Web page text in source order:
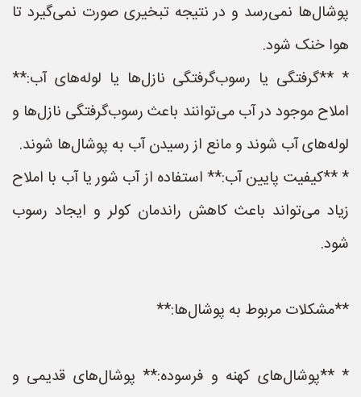
پوشال‌ها نمی‌رسد و در نتیجه تبخیری صورت نمی‌گیرد تا
هوا خنک شود.
* **گرفتگی یا رسوب‌گرفتگی نازل‌ها یا لوله‌های آب:**
املاح موجود در آب می‌توانند باعث رسوب‌گرفتگی نازل‌ها و
لوله‌های آب شوند و مانع از رسیدن آب به پوشال‌ها شوند.
* **کیفیت پایین آب:** استفاده از آب شور یا آب با املاح
زیاد می‌تواند باعث کاهش راندمان کولر و ایجاد رسوب
شود.
**مشکلات مربوط به پوشال‌ها:**
* **پوشال‌های کهنه و فرسوده:** پوشال‌های قدیمی و